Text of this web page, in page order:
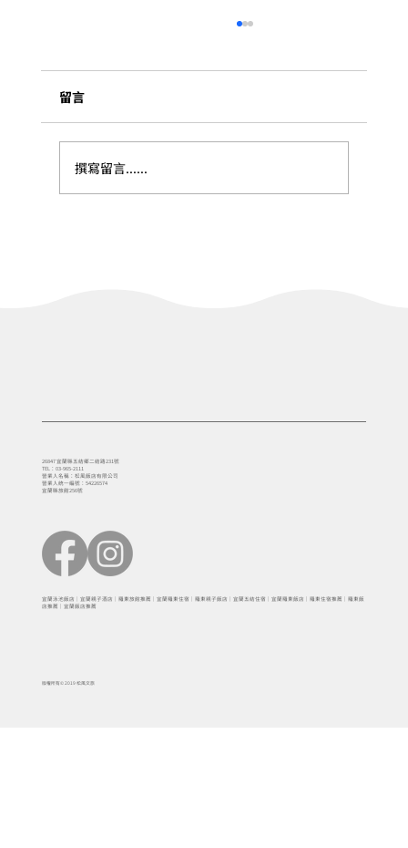
留言
撰寫留言......
26847 宜蘭縣五結鄉二結路231號
TEL：03-965-2111
營業人名稱：松風飯店有限公司
營業人統一編號：54226574
宜蘭縣旅館256號
宜蘭泳池飯店｜宜蘭親子酒店｜羅東旅館推薦｜宜蘭羅東住宿｜羅東親子飯店｜宜蘭五結住宿｜宜蘭羅東飯店｜羅東住宿推薦｜羅東飯
店推薦｜宜蘭飯店推薦
版權所有© 2019 松風文旅